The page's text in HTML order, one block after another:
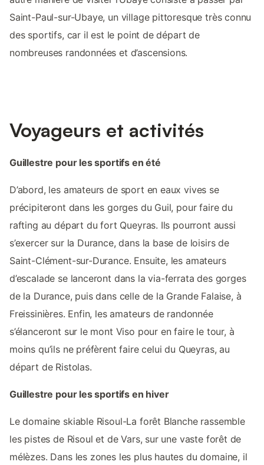
Saint-Paul-sur-Ubaye, un village pittoresque très connu
des sportifs, car il est le point de départ de
nombreuses randonnées et d’ascensions.
Voyageurs et activités
Guillestre pour les sportifs en été
D’abord, les amateurs de sport en eaux vives se
précipiteront dans les gorges du Guil, pour faire du
rafting au départ du fort Queyras. Ils pourront aussi
s’exercer sur la Durance, dans la base de loisirs de
Saint-Clément-sur-Durance. Ensuite, les amateurs
d’escalade se lanceront dans la via-ferrata des gorges
de la Durance, puis dans celle de la Grande Falaise, à
Freissinières. Enfin, les amateurs de randonnée
s’élanceront sur le mont Viso pour en faire le tour, à
moins qu’ils ne préfèrent faire celui du Queyras, au
départ de Ristolas.
Guillestre pour les sportifs en hiver
Le domaine skiable Risoul-La forêt Blanche rassemble
les pistes de Risoul et de Vars, sur une vaste forêt de
mélèzes. Dans les zones les plus hautes du domaine, il